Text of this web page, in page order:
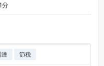
分
達 節税